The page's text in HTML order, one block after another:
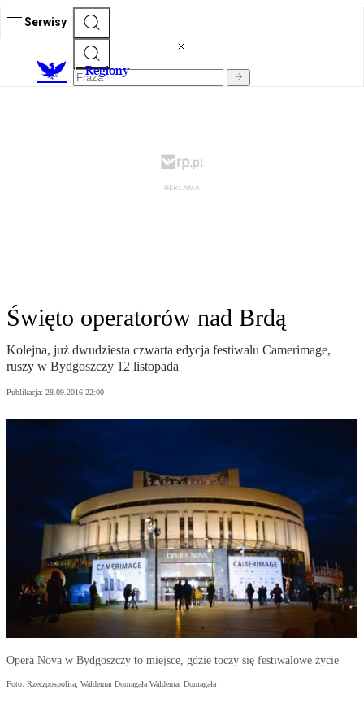
Serwisy
Regiony
Święto operatorów nad Brdą
Kolejna, już dwudziesta czwarta edycja festiwalu Camerimage,
ruszy w Bydgoszczy 12 listopada
Publikacja: 28.09.2016 22:00
Opera Nova w Bydgoszczy to miejsce, gdzie toczy się festiwalowe życie
Foto: Rzeczpospolita, Waldemar Domagała Waldemar Domagała